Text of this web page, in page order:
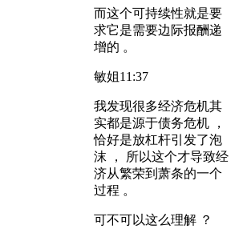
而这个可持续性就是要
求它是需要边际报酬递
增的 。
敏姐11:37
我发现很多经济危机其
实都是源于债务危机 ，
恰好是放杠杆引发了泡
沫 ， 所以这个才导致经
济从繁荣到萧条的一个
过程 。
可不可以这么理解 ？